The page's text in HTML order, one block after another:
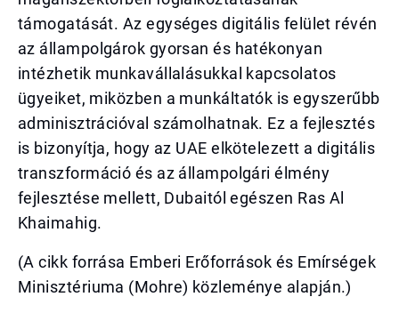
támogatását. Az egységes digitális felület révén
az állampolgárok gyorsan és hatékonyan
intézhetik munkavállalásukkal kapcsolatos
ügyeiket, miközben a munkáltatók is egyszerűbb
adminisztrációval számolhatnak. Ez a fejlesztés
is bizonyítja, hogy az UAE elkötelezett a digitális
transzformáció és az állampolgári élmény
fejlesztése mellett, Dubaitól egészen Ras Al
Khaimahig.
(A cikk forrása Emberi Erőforrások és Emírségek
Minisztériuma (Mohre) közleménye alapján.)